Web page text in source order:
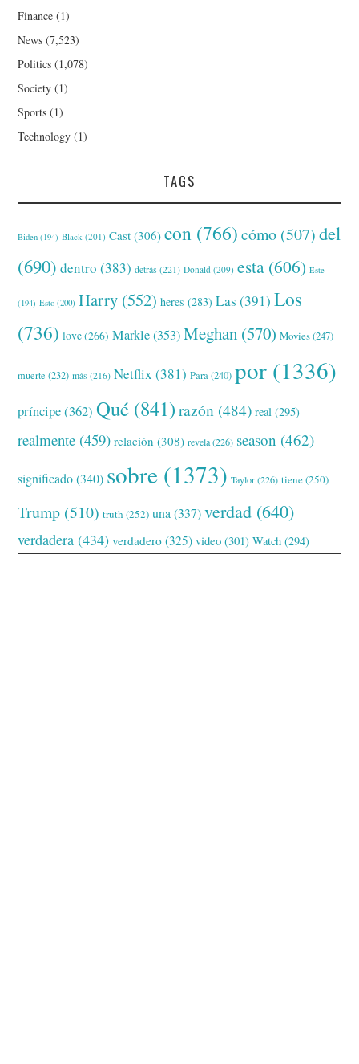
Finance (1)
News (7,523)
Politics (1,078)
Society (1)
Sports (1)
Technology (1)
TAGS
Biden (194) Black (201) Cast (306) con (766) cómo (507) del
(690) dentro (383) detrás (221) Donald (209) esta (606) Este
(194) Esto (200) Harry (552) heres (283) Las (391) Los
(736) love(266) Markle(353) Meghan (570) Movies(247)
muerte (232) más (216) Netflix (381) Para(240) por (1336)
príncipe(362) Qué (841) razón (484) real (295)
realmente (459) relación (308) revela(226) season (462)
significado(340) sobre (1373) Taylor(226) tiene(250)
Trump (510) truth (252) una (337) verdad (640)
verdadera (434) verdadero (325) video (301) Watch (294)